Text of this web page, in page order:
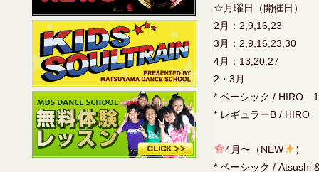
☆月曜日（開催日）
2月：2,9,16,23
3月：2,9,16,23,30
4月：13,20,27
2・3月
* ベーシック / HIRO
* レギュラーB / HIRO
4月〜（NEW
）
* ベーシック /